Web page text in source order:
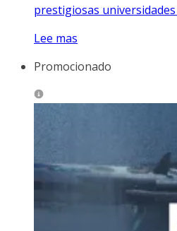
prestigiosas
Lee mas
Promocionado